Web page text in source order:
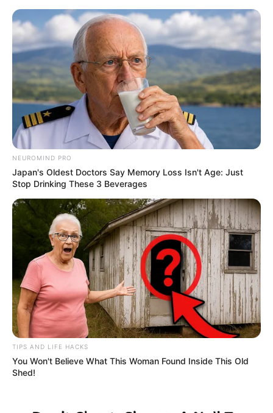
HOME
INSPIRASI
STYLE
FILM &
SERIES
NGAKAK
QUOTES
HYPE
MORE
NEUROMIND PRO
Japan's Oldest Doctors Say Memory Loss Isn't Age: Just
Stop Drinking These 3 Beverages
TIPS AND LIFE HACKS
You Won't Believe What This Woman Found Inside This Old
Shed!